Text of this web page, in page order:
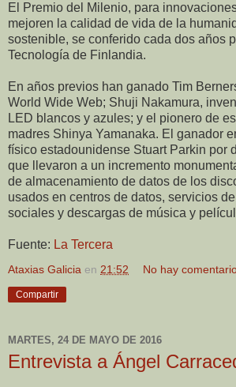
El Premio del Milenio, para
mejoren la calidad de vida de la
sostenible, se conferido cada dos años
Tecnología de Finlandia.
En años previos han ganado Tim
World Wide Web; Shuji Nakamura,
LED blancos y azules; y el pionero de
madres Shinya Yamanaka. El ganador
físico estadounidense Stuart Parkin por
que llevaron a un incremento
de almacenamiento de datos de los
usados en centros de datos, servicios
sociales y descargas de música y
Fuente: La Tercera
Ataxias Galicia en 21:52 No hay
Compartir
MARTES, 24 DE MAYO DE 2016
Entrevista a Ángel